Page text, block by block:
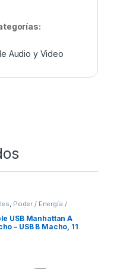
Audio y Video
Poder / Energía /
USB Manhattan A
– USB B Macho, 11